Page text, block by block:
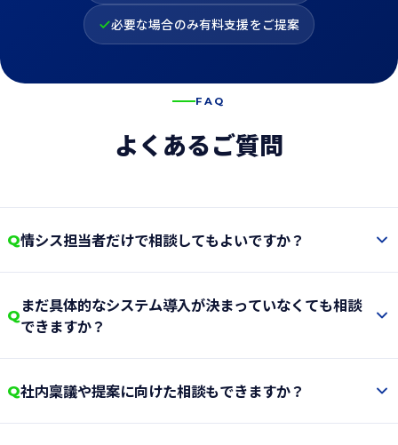
必要な場合のみ有料支援をご提案
FAQ
よくあるご質問
Q情シス担当者だけで相談してもよいですか？
もご相談いただけます。現在感じている課題を整理すると
ころから支援します。
Q まだ具体的なシステム導入が決まっていなくても相談
できますか？
も問題ありません。まずは課題や目的を整理し、何から
検討すべきかを確認します。
Q社内稟議や提案に向けた相談もできますか？